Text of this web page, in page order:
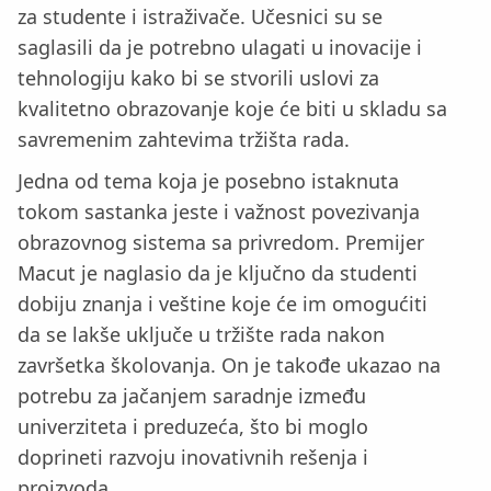
za studente i istraživače. Učesnici su se
saglasili da je potrebno ulagati u inovacije i
tehnologiju kako bi se stvorili uslovi za
kvalitetno obrazovanje koje će biti u skladu sa
savremenim zahtevima tržišta rada.
Jedna od tema koja je posebno istaknuta
tokom sastanka jeste i važnost povezivanja
obrazovnog sistema sa privredom. Premijer
Macut je naglasio da je ključno da studenti
dobiju znanja i veštine koje će im omogućiti
da se lakše uključe u tržište rada nakon
završetka školovanja. On je takođe ukazao na
potrebu za jačanjem saradnje između
univerziteta i preduzeća, što bi moglo
doprineti razvoju inovativnih rešenja i